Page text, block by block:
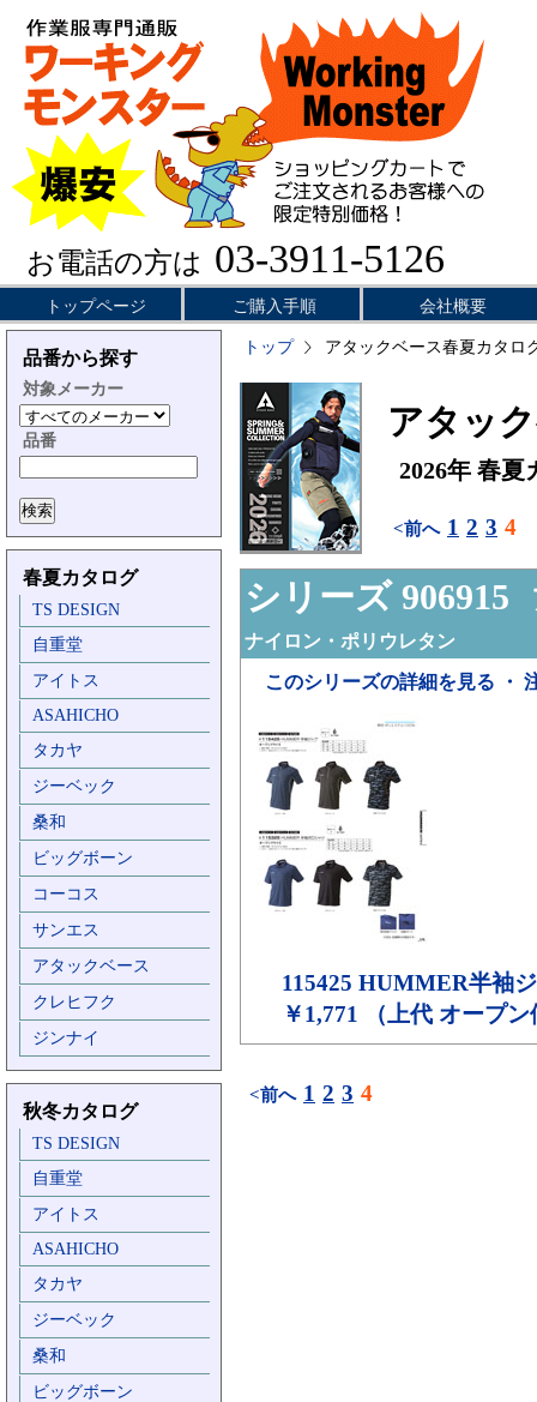
お電話の方は 03-3911-5126
トップページ ご購入手順 会社概要
品番から探す
対象メーカー
品番
春夏カタログ
TS DESIGN
自重堂
アイトス
ASAHICHO
タカヤ
ジーベック
桑和
ビッグボーン
コーコス
サンエス
アタックベース
クレヒフク
ジンナイ
秋冬カタログ
TS DESIGN
自重堂
アイトス
ASAHICHO
タカヤ
ジーベック
桑和
ビッグボーン
トップ アタックベース春夏カタロ
アタッ
2026年 春夏
<前へ 1 2 3 4
シリーズ 906915
ナイロン・ポリウレタン
このシリーズの詳細を見る ・
115425 HUMMER半袖
￥1,771 （上代 オープ
<前へ 1 2 3 4